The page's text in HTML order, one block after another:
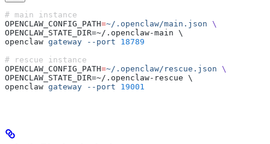
# main instance
OPENCLAW_CONFIG_PATH=~/.openclaw/main.json \
OPENCLAW_STATE_DIR=~/.openclaw-main \
openclaw gateway --port 18789
# rescue instance
OPENCLAW_CONFIG_PATH=~/.openclaw/rescue.json \
OPENCLAW_STATE_DIR=~/.openclaw-rescue \
openclaw gateway --port 19001